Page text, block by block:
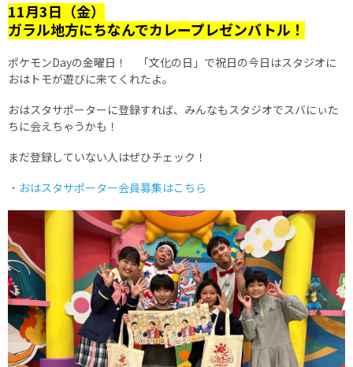
11月3日（金）
ガラル地方にちなんでカレープレゼンバトル！
ポケモンDayの金曜日！ 「文化の日」で祝日の今日はスタジオに
おはトモが遊びに来てくれたよ。
おはスタサポーターに登録すれば、みんなもスタジオでスバにぃた
ちに会えちゃうかも！
まだ登録していない人はぜひチェック！
・おはスタサポーター会員募集はこちら